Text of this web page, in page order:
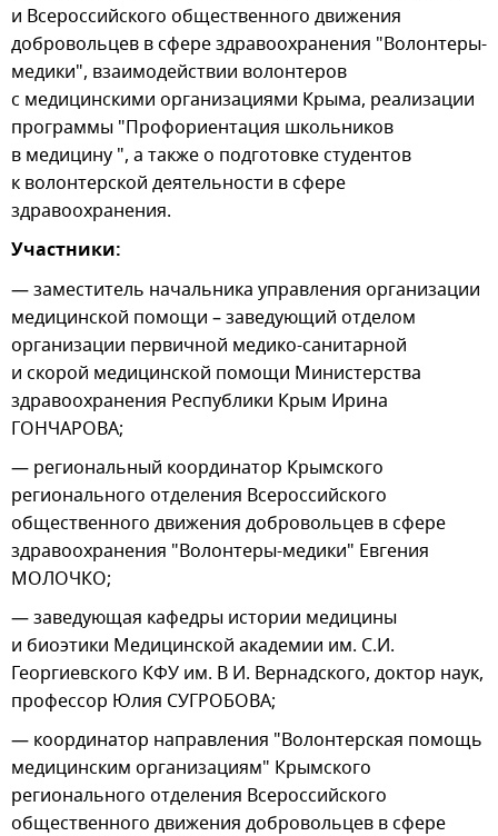
и Всероссийского общественного движения
добровольцев в сфере здравоохранения "Волонтеры-
медики", взаимодействии волонтеров
с медицинскими организациями Крыма, реализации
программы "Профориентация школьников
в медицину ", а также о подготовке студентов
к волонтерской деятельности в сфере
здравоохранения.
Участники:
— заместитель начальника управления организации
медицинской помощи – заведующий отделом
организации первичной медико-санитарной
и скорой медицинской помощи Министерства
здравоохранения Республики Крым Ирина
ГОНЧАРОВА;
— региональный координатор Крымского
регионального отделения Всероссийского
общественного движения добровольцев в сфере
здравоохранения "Волонтеры-медики" Евгения
МОЛОЧКО;
— заведующая кафедры истории медицины
и биоэтики Медицинской академии им. С.И.
Георгиевского КФУ им. В И. Вернадского, доктор наук,
профессор Юлия СУГРОБОВА;
— координатор направления "Волонтерская помощь
медицинским организациям" Крымского
регионального отделения Всероссийского
общественного движения добровольцев в сфере